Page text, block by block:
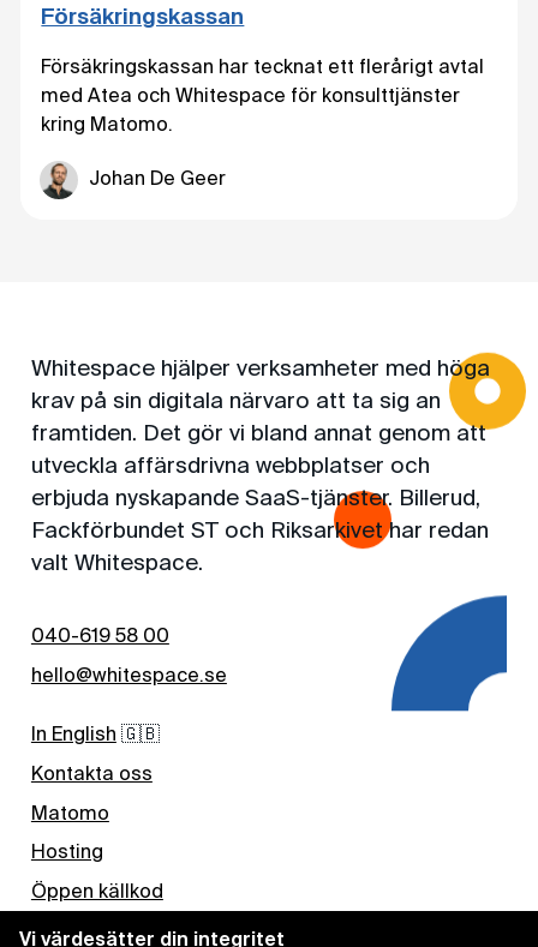
Vi värdesätter din integritet
Försäkringskassan
Försäkringskassan har tecknat ett flerårigt avtal
med Atea och Whitespace för konsulttjänster
kring Matomo.
Johan De Geer
Whitespace hjälper verksamheter med höga
krav på sin digitala närvaro att ta sig an
framtiden. Det gör vi bland annat genom att
utveckla affärsdrivna webbplatser och
erbjuda nyskapande SaaS-tjänster. Billerud,
Fackförbundet ST och Riksarkivet har redan
valt Whitespace.
040-619 58 00
hello@whitespace.se
In English 🇬🇧
Kontakta oss
Matomo
Hosting
Öppen källkod
Nyhetsbrev